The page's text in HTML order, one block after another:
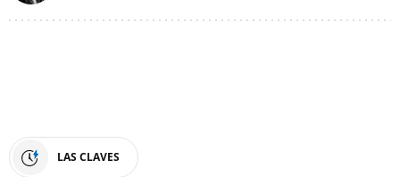
LAS CLAVES